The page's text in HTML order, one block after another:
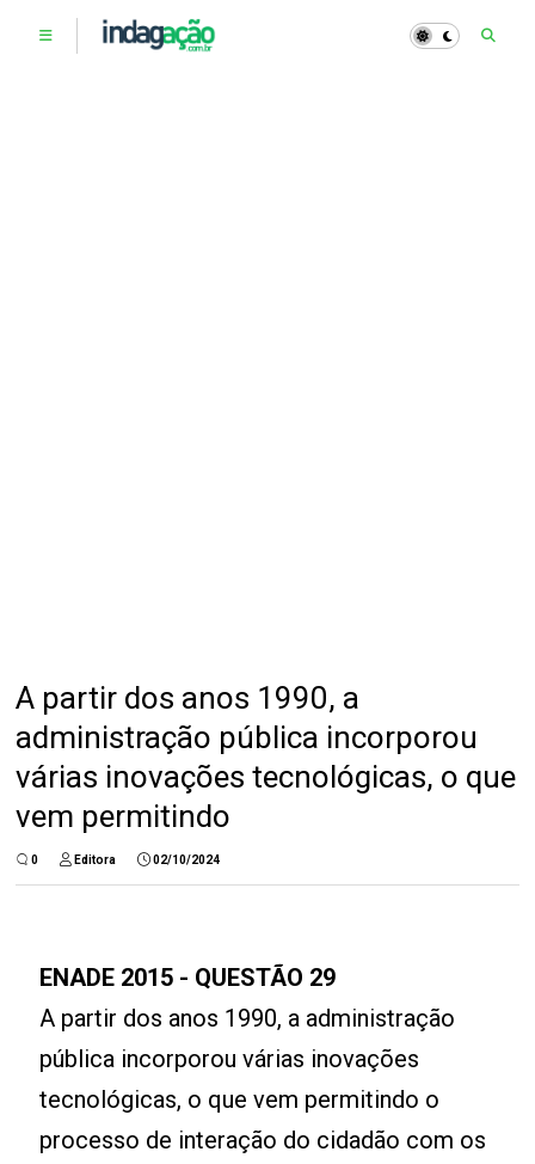
A partir dos anos 1990, a
administração pública incorporou
várias inovações tecnológicas, o que
vem permitindo
0 Editora 02/10/2024
ENADE 2015 - QUESTÃO 29
A partir dos anos 1990, a administração
pública incorporou várias inovações
tecnológicas, o que vem permitindo o
processo de interação do cidadão com os